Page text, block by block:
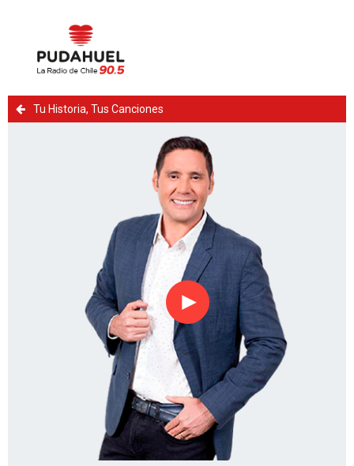
Tu Historia, Tus Canciones
Reproducir